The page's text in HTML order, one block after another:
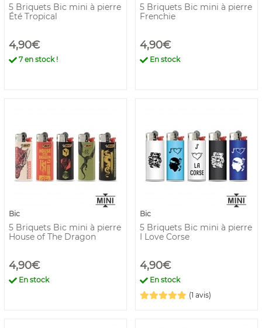
5 Briquets Bic mini à pierre
Été Tropical
4,90€
7 en stock !
5 Briquets Bic mini à pierre
Frenchie
4,90€
En stock
Bic
5 Briquets Bic mini à pierre
House of The Dragon
4,90€
En stock
Bic
5 Briquets Bic mini à pierre
I Love Corse
4,90€
En stock
(1 avis)